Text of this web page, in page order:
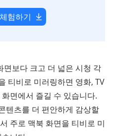
험하기
보다 크고 더 넓은 시청 각
티비로 미러링하면 영화, TV
면에서 즐길 수 있습니다.
텐츠를 더 편안하게 감상할
주로 맥북 화면을 티비로 미